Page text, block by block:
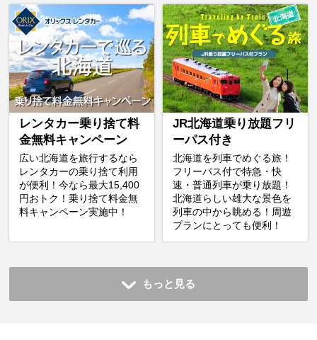
レンタカー乗り捨て料
金無料キャンペーン
広い北海道を旅行するなら
レンタカーの乗り捨て利用
が便利！今なら最大15,400
円おトク！乗り捨て料金無
料キャンペーン実施中！
JR北海道乗り放題フリ
ーパス付き
北海道を列車でめぐる旅！
フリーパス付で特急・快
速・普通列車が乗り放題！
北海道らしい雄大な景色を
列車の中から眺める！周遊
プランにとっても便利！
もっと見る